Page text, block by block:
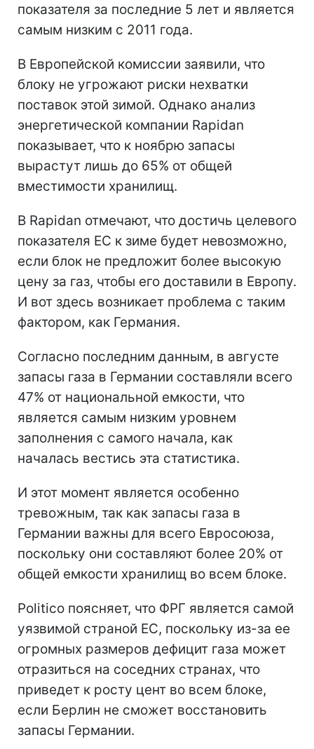
показателя за последние 5 лет и является
самым низким с 2011 года.
В Европейской комиссии заявили, что
блоку не угрожают риски нехватки
поставок этой зимой. Однако анализ
энергетической компании Rapidan
показывает, что к ноябрю запасы
вырастут лишь до 65% от общей
вместимости хранилищ.
В Rapidan отмечают, что достичь целевого
показателя ЕС к зиме будет невозможно,
если блок не предложит более высокую
цену за газ, чтобы его доставили в Европу.
И вот здесь возникает проблема с таким
фактором, как Германия.
Согласно последним данным, в августе
запасы газа в Германии составляли всего
47% от национальной емкости, что
является самым низким уровнем
заполнения с самого начала, как
началась вестись эта статистика.
И этот момент является особенно
тревожным, так как запасы газа в
Германии важны для всего Евросоюза,
поскольку они составляют более 20% от
общей емкости хранилищ во всем блоке.
Politico поясняет, что ФРГ является самой
уязвимой страной ЕС, поскольку из-за ее
огромных размеров дефицит газа может
отразиться на соседних странах, что
приведет к росту цент во всем блоке,
если Берлин не сможет восстановить
запасы Германии.